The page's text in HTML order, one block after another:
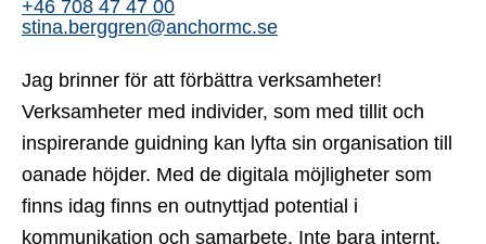
+46 708 47 47 00
stina.berggren@anchormc.se
Jag brinner för att förbättra verksamheter!
Verksamheter med individer, som med tillit och
inspirerande guidning kan lyfta sin organisation till
oanade höjder. Med de digitala möjligheter som
finns idag finns en outnyttjad potential i
kommunikation och samarbete. Inte bara internt,